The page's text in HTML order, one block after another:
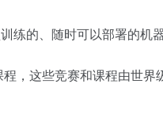
练的、随时可以部署的机器
，这些竞赛和课程由世